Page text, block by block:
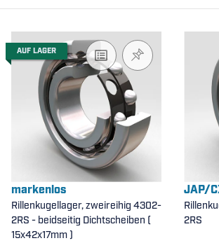
AUF LAGER
markenlos
Rillenkugellager, zweireihig 4302-
2RS - beidseitig Dichtscheiben (
15x42x17mm )
JAP/
2RS